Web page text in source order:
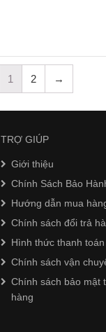
1 2 →
TRỢ GIÚP
Giới thiệu
Chính Sách Bảo
Hướng dẫn mua
Chính sách đổi trả
Hình thức thanh toán
Chính sách vận
Chính sách bảo mật
hàng